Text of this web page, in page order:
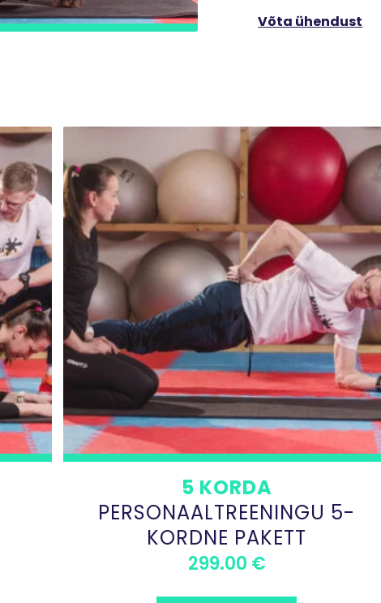
Võta ühendust
5 KORDA
PERSONAALTREENINGU 5-
KORDNE PAKETT
299.00 €